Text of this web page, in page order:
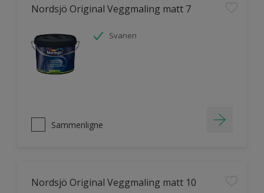
Nordsjö Original Veggmaling matt 7
Svanen
Sammenligne
Nordsjö Original Veggmaling matt 10